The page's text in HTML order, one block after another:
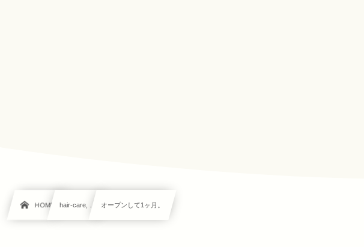
HOME hair-care, … オープンして1ヶ月。